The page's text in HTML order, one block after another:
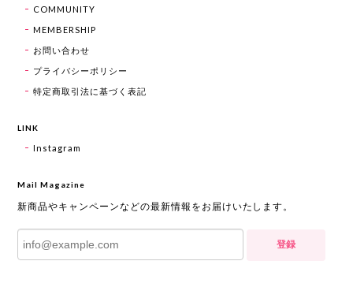
COMMUNITY
MEMBERSHIP
お問い合わせ
プライバシーポリシー
特定商取引法に基づく表記
LINK
Instagram
Mail Magazine
新商品やキャンペーンなどの最新情報をお届けいたします。
登録